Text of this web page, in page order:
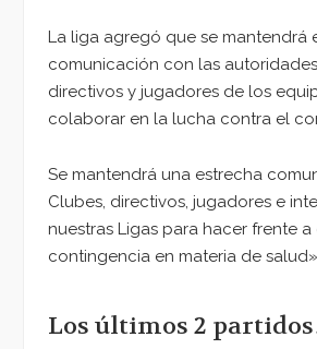
La liga agregó que se mantendrá
comunicación con las
directivos y jugadores de los
colaborar en la lucha contra el
Se mantendrá una estrecha
Clubes, directivos, jugadores e
nuestras Ligas para hacer frente
contingencia en materia de salud»
Los últimos 2